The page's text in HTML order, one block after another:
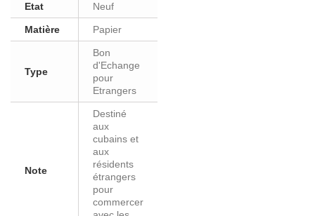
Etat Neuf
Matière Papier
Type
Bon
d'Echange
pour
Etrangers
Note
Destiné
aux
cubains et
aux
résidents
étrangers
pour
commercer